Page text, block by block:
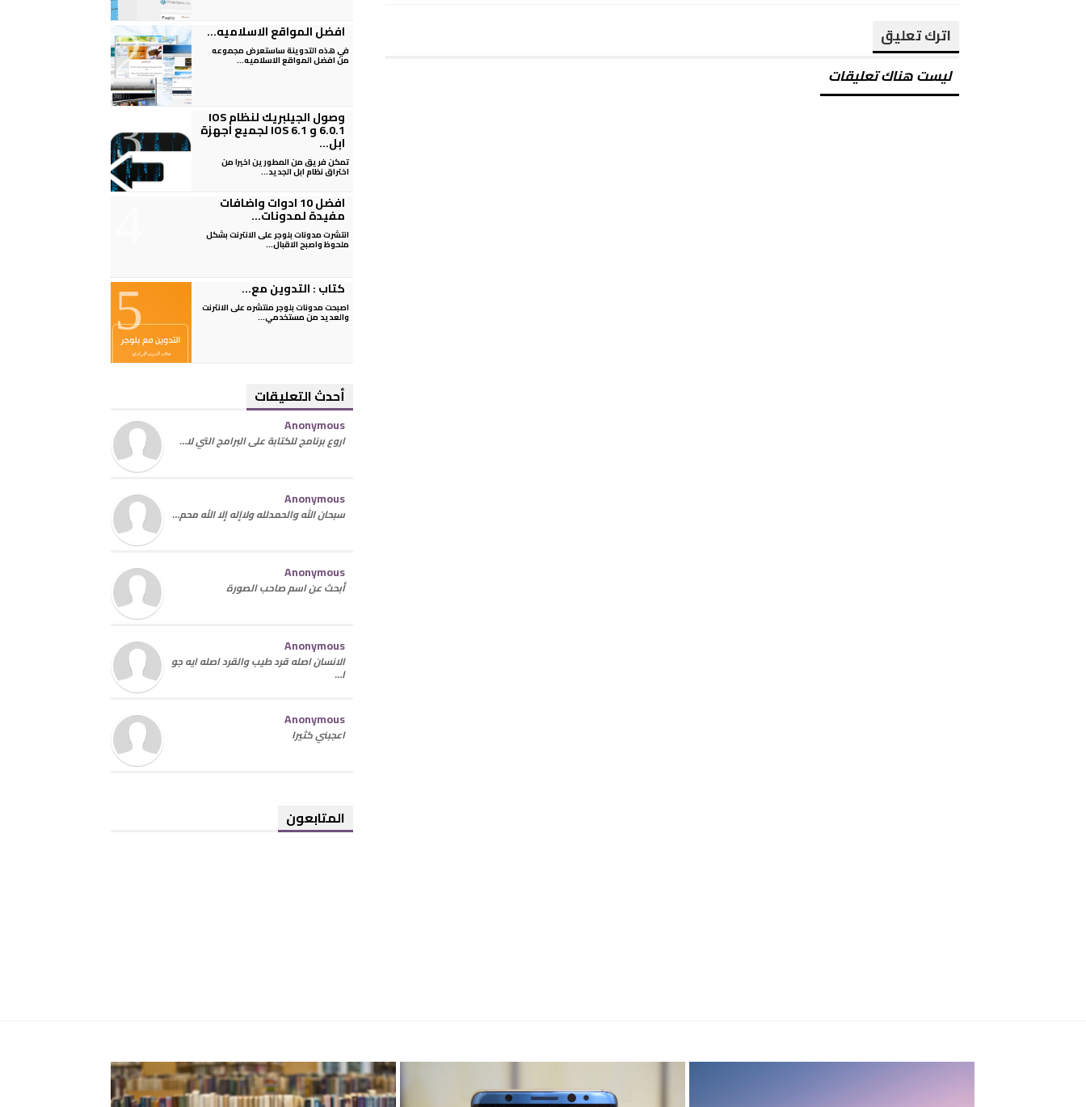
اترك تعليق
ليست هناك تعليقات
افضل المواقع الاسلاميه...
في هذه التدوينة ساستعرض مجموعه
من افضل المواقع الاسلاميه...
وصول الجيلبريك لنظام IOS
6.0.1 و IOS 6.1 لجميع اجهزة
ابل...
تمكن فريق من المطورين اخيرا من
اختراق نظام ابل الجديد...
افضل 10 ادوات واضافات
مفيدة لمدونات...
انتشرت مدونات بلوجر على الانترنت بشكل
ملحوظ واصبح الاقبال...
كتاب : التدوين مع...
اصبحت مدونات بلوجر منتشره على الانترنت
والعديد من مستخدمي...
أحدث التعليقات
Anonymous
اروع برنامج للكتابة على البرامج التي لا…
Anonymous
سبحان الله والحمدلله ولاإله إلا الله محم…
Anonymous
أبحث عن اسم صاحب الصورة
Anonymous
الانسان اصله قرد طيب والقرد اصله ايه جو
ا…
Anonymous
اعجبني كثيرا
المتابعون